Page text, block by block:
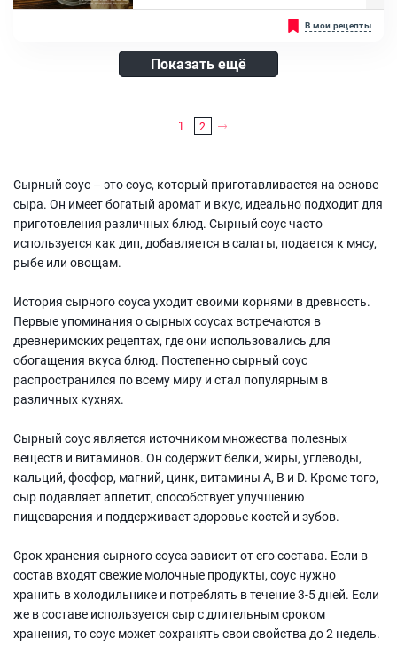
Сыр твердый, Чеснок, Масло сливочное, Сметана, Мука
Для любого торжества или просто вкуснейшего обеда и
вечернего ужина всегда не помешает такая изюминка как соус, он
несомненно дополнит своим ярким вкусом любое второе блюдо.
Сливочный соус на сливках отлично сочетается и дополнит
мясные блюда и пасту....
Сливки, Сыр, Чеснок, Соль и перец
В мои рецепты
Показать ещё
1 2
Сырный соус – это соус, который приготавливается на основе
сыра. Он имеет богатый аромат и вкус, идеально подходит для
приготовления различных блюд. Сырный соус часто
используется как дип, добавляется в салаты, подается к мясу,
рыбе или овощам.
История сырного соуса уходит своими корнями в древность.
Первые упоминания о сырных соусах встречаются в
древнеримских рецептах, где они использовались для
обогащения вкуса блюд. Постепенно сырный соус
распространился по всему миру и стал популярным в
различных кухнях.
Сырный соус является источником множества полезных
веществ и витаминов. Он содержит белки, жиры, углеводы,
кальций, фосфор, магний, цинк, витамины А, В и D. Кроме того,
сыр подавляет аппетит, способствует улучшению
пищеварения и поддерживает здоровье костей и зубов.
Срок хранения сырного соуса зависит от его состава. Если в
состав входят свежие молочные продукты, соус нужно
хранить в холодильнике и потреблять в течение 3-5 дней. Если
же в составе используется сыр с длительным сроком
хранения, то соус может сохранять свои свойства до 2 недель.